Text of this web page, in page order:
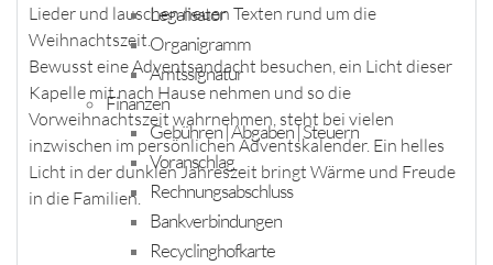
Legalisator
Organigramm
Amtssignatur
Finanzen
Gebühren | Abgaben | Steuern
Voranschlag
Rechnungsabschluss
Bankverbindungen
Recyclinghofkarte
Lieder und lauschen neuen Texten rund um die
Weihnachtszeit.
Bewusst eine Adventsandacht besuchen, ein Licht dieser
Kapelle mit nach Hause nehmen und so die
Vorweihnachtszeit wahrnehmen, steht bei vielen
inzwischen im persönlichen Adventskalender. Ein helles
Licht in der dunklen Jahreszeit bringt Wärme und Freude
in die Familien.